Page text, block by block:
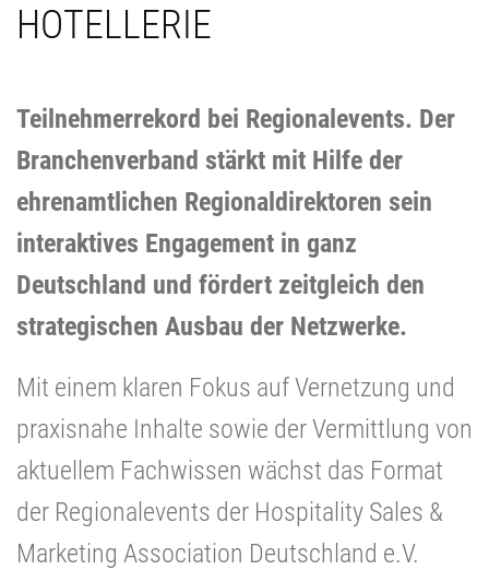
HOTELLERIE
Teilnehmerrekord bei Regionalevents. Der
Branchenverband stärkt mit Hilfe der
ehrenamtlichen Regionaldirektoren sein
interaktives Engagement in ganz
Deutschland und fördert zeitgleich den
strategischen Ausbau der Netzwerke.
Mit einem klaren Fokus auf Vernetzung und
praxisnahe Inhalte sowie der Vermittlung von
aktuellem Fachwissen wächst das Format
der Regionalevents der Hospitality Sales &
Marketing Association Deutschland e.V.